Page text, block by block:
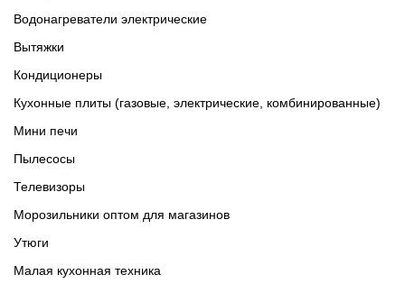
Водонагреватели электрические
Вытяжки
Кондиционеры
Кухонные плиты (газовые, электрические, комбинированные)
Мини печи
Пылесосы
Телевизоры
Морозильники оптом для магазинов
Утюги
Малая кухонная техника